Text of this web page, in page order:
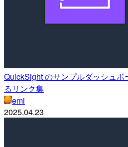
QuickSight のサンプルダッシュボ
るリンク集
emi
2025.04.23